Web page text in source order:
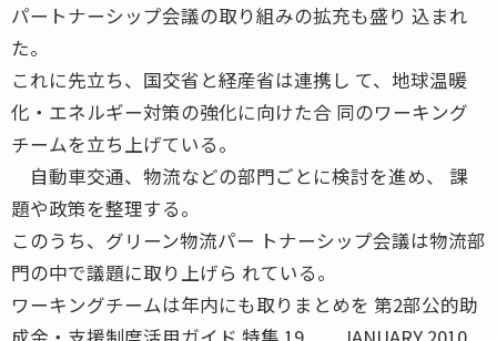
パートナーシップ会議の取り組みの拡充も盛り 込まれ
た。
これに先立ち、国交省と経産省は連携し て、地球温暖
化・エネルギー対策の強化に向けた合 同のワーキング
チームを立ち上げている。
自動車交通、物流などの部門ごとに検討を進め、 課
題や政策を整理する。
このうち、グリーン物流パー トナーシップ会議は物流部
門の中で議題に取り上げら れている。
ワーキングチームは年内にも取りまとめを 第2部公的助